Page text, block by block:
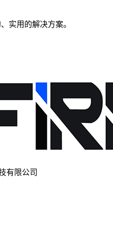
实用的解决方案。
有限公司